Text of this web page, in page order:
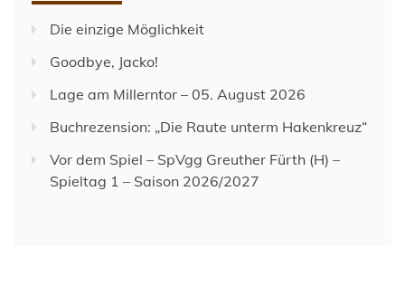
Die einzige Möglichkeit
Goodbye, Jacko!
Lage am Millerntor – 05. August 2026
Buchrezension: „Die Raute unterm Hakenkreuz“
Vor dem Spiel – SpVgg Greuther Fürth (H) –
Spieltag 1 – Saison 2026/2027